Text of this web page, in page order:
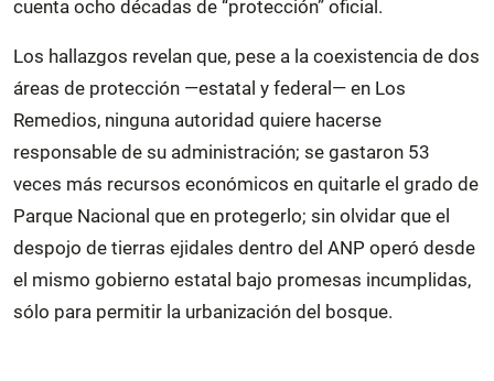
cuenta ocho décadas de “protección” oficial.
Los hallazgos revelan que, pese a la coexistencia de dos
áreas de protección —estatal y federal— en Los
Remedios, ninguna autoridad quiere hacerse
responsable de su administración; se gastaron 53
veces más recursos económicos en quitarle el grado de
Parque Nacional que en protegerlo; sin olvidar que el
despojo de tierras ejidales dentro del ANP operó desde
el mismo gobierno estatal bajo promesas incumplidas,
sólo para permitir la urbanización del bosque.